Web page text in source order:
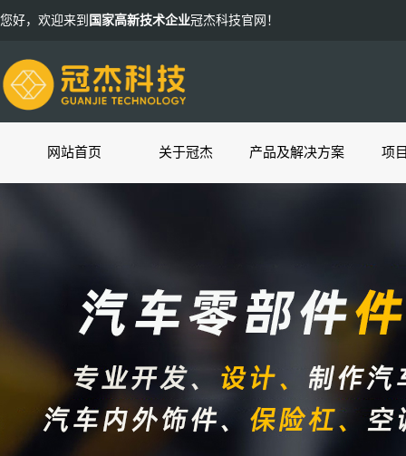
您好，欢迎来到 国家高新技术企业冠杰科技官网！
网站首页 关于冠杰 产品及解决方案 项